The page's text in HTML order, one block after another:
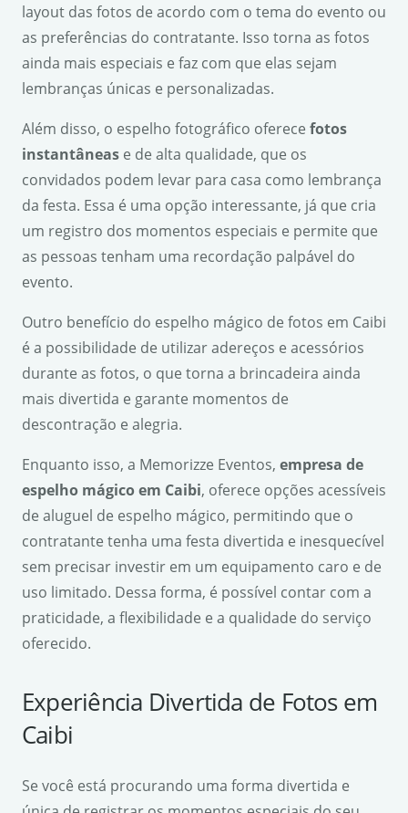
layout das fotos de acordo com o tema do evento ou
as preferências do contratante. Isso torna as fotos
ainda mais especiais e faz com que elas sejam
lembranças únicas e personalizadas.
Além disso, o espelho fotográfico oferece fotos
instantâneas e de alta qualidade, que os
convidados podem levar para casa como lembrança
da festa. Essa é uma opção interessante, já que cria
um registro dos momentos especiais e permite que
as pessoas tenham uma recordação palpável do
evento.
Outro benefício do espelho mágico de fotos em Caibi
é a possibilidade de utilizar adereços e acessórios
durante as fotos, o que torna a brincadeira ainda
mais divertida e garante momentos de
descontração e alegria.
Enquanto isso, a Memorizze Eventos, empresa de
espelho mágico em Caibi, oferece opções acessíveis
de aluguel de espelho mágico, permitindo que o
contratante tenha uma festa divertida e inesquecível
sem precisar investir em um equipamento caro e de
uso limitado. Dessa forma, é possível contar com a
praticidade, a flexibilidade e a qualidade do serviço
oferecido.
Experiência Divertida de Fotos em
Caibi
Se você está procurando uma forma divertida e